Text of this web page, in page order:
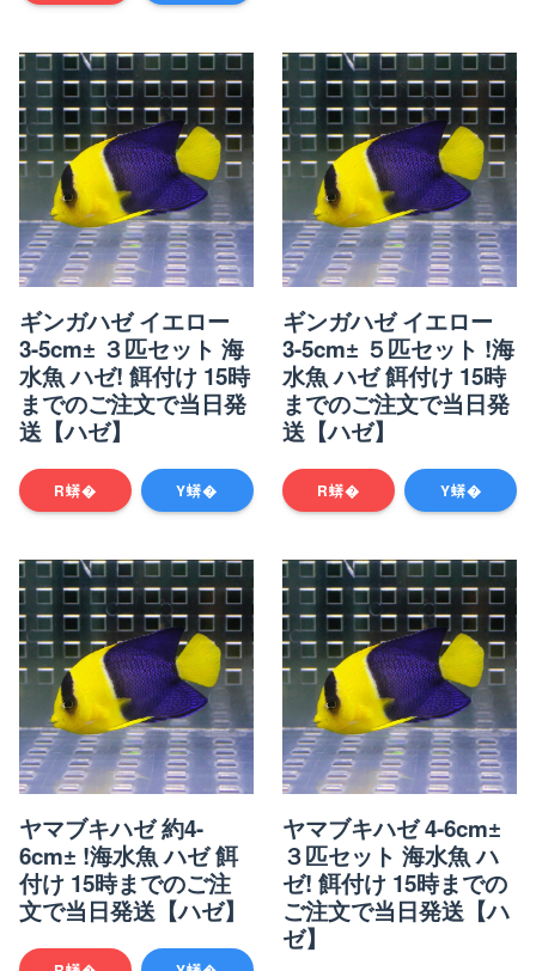
ギンガハゼ イエロー
3-5cm± ３匹セット 海
水魚 ハゼ! 餌付け 15時
までのご注文で当日発
送【ハゼ】
R蠎� Y蠎�
ギンガハゼ イエロー
3-5cm± ５匹セット !海
水魚 ハゼ 餌付け 15時
までのご注文で当日発
送【ハゼ】
R蠎� Y蠎�
ヤマブキハゼ 約4-
6cm± !海水魚 ハゼ 餌
付け 15時までのご注
文で当日発送【ハゼ】
ヤマブキハゼ 4-6cm±
３匹セット 海水魚 ハ
ゼ! 餌付け 15時までの
ご注文で当日発送【ハ
ゼ】